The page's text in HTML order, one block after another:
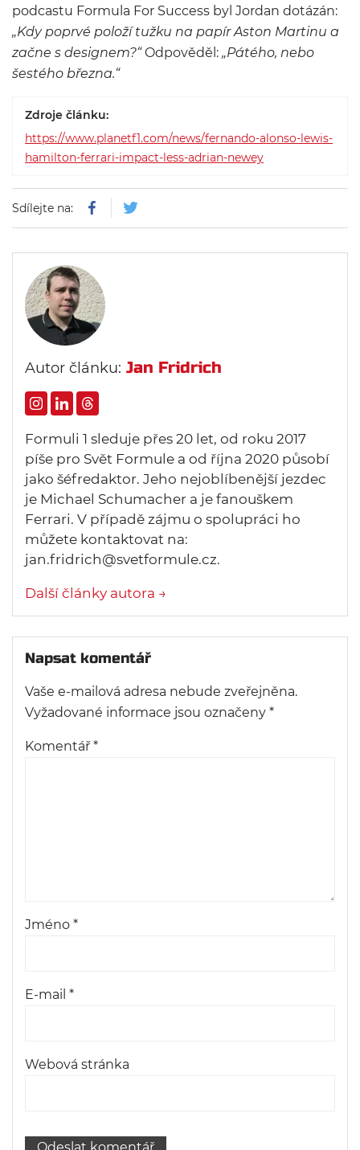
podcastu Formula For Success byl Jordan dotázán:
„Kdy poprvé položí tužku na papír Aston Martinu a
začne s designem?“Odpověděl: „Pátého, nebo
šestého března.“
Zdroje článku:
https://www.planetf1.com/news/fernando-alonso-lewis-
hamilton-ferrari-impact-less-adrian-newey
Sdílejte na:
Autor článku: Jan Fridrich
Formuli 1 sleduje přes 20 let, od roku 2017
píše pro Svět Formule a od října 2020 působí
jako šéfredaktor. Jeho nejoblíbenější jezdec
je Michael Schumacher a je fanouškem
Ferrari. V případě zájmu o spolupráci ho
můžete kontaktovat na:
jan.fridrich@svetformule.cz.
Další články autora →
Napsat komentář
Vaše e-mailová adresa nebude zveřejněna.
Vyžadované informace jsou označeny *
Komentář *
Jméno *
E-mail *
Webová stránka